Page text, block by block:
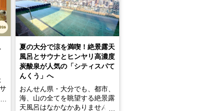
夏の大分で涼を満喫！絶景露天
風呂とサウナとヒンヤリ高濃度
炭酸泉が人気の「シティスパて
んくう」へ
おんせん県・大分でも、都市、
海、山の全てを眺望する絶景露
天風呂はなかなかありません。